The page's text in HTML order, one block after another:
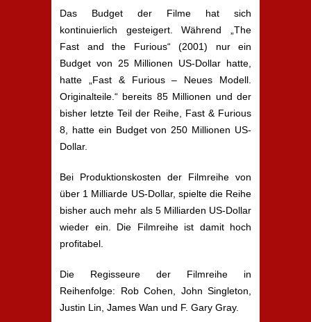
Das Budget der Filme hat sich
kontinuierlich gesteigert. Während „The
Fast and the Furious“ (2001) nur ein
Budget von 25 Millionen US-Dollar hatte,
hatte „Fast & Furious – Neues Modell.
Originalteile.“ bereits 85 Millionen und der
bisher letzte Teil der Reihe, Fast & Furious
8, hatte ein Budget von 250 Millionen US-
Dollar.
Bei Produktionskosten der Filmreihe von
über 1 Milliarde US-Dollar, spielte die Reihe
bisher auch mehr als 5 Milliarden US-Dollar
wieder ein. Die Filmreihe ist damit hoch
profitabel.
Die Regisseure der Filmreihe in
Reihenfolge: Rob Cohen, John Singleton,
Justin Lin, James Wan und F. Gary Gray.